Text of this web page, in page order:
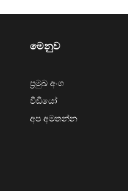
මෙනුව
ප්‍රමුඛ අංග
වීඩියෝ
අප අමතන්න